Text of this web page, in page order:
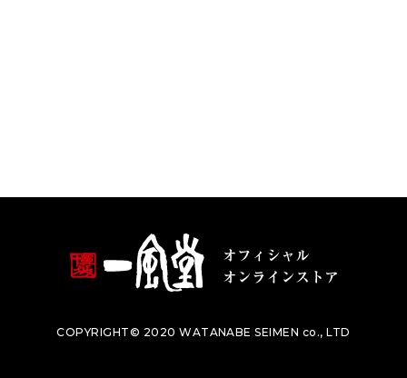
COPYRIGHT© 2020 WATANABE SEIMEN co., LTD